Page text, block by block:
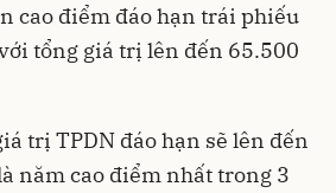
cao điểm đáo hạn trái phiếu
tổng giá trị lên đến 65.500
trị TPDN đáo hạn sẽ lên đến
năm cao điểm nhất trong 3